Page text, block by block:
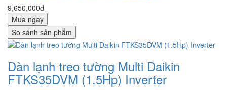
9,650,000đ
Mua ngay
So sánh sản phẩm
Dàn lạnh treo tường Multi Daikin
FTKS35DVM (1.5Hp) Inverter